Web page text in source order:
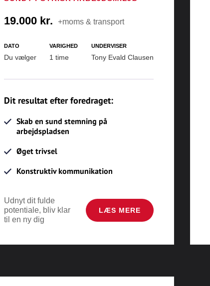
19.000 kr. +moms & transport
DATO
Du vælger
VARIGHED
1 time
UNDERVISER
Tony Evald Clausen
Dit resultat efter foredraget:
Skab en sund stemning på
arbejdspladsen
Øget trivsel
Konstruktiv kommunikation
Udnyt dit fulde
potentiale, bliv klar
til en ny dig
LÆS MERE